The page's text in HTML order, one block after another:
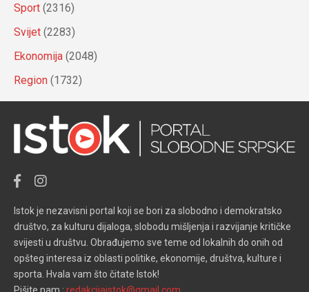
Sport (2316)
Svijet (2283)
Ekonomija (2048)
Region (1732)
Istok je nezavisni portal koji se bori za slobodno i demokratsko
društvo, za kulturu dijaloga, slobodu mišljenja i razvijanje kritičke
svijesti u društvu. Obrađujemo sve teme od lokalnih do onih od
opšteg interesa iz oblasti politike, ekonomije, društva, kulture i
sporta. Hvala vam što čitate Istok!